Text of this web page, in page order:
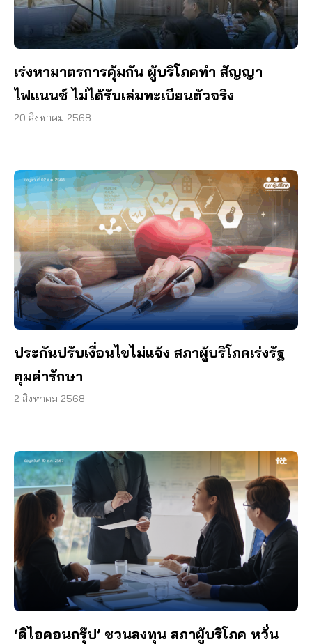
เร่งหามาตรการคุ้มกัน ผู้บริโภคทำ สัญญา
ไฟแนนซ์ ไม่ได้รับเล่มทะเบียนตัวจริง
20 สิงหาคม 2568
ประกันปรับเงื่อนไขไม่แจ้ง สภาผู้บริโภคเร่งรัฐ
คุมค่ารักษา
2 สิงหาคม 2568
‘ดิไอคอนกรุ๊ป’ ชวนลงทุน สภาผู้บริโภค หวั่น